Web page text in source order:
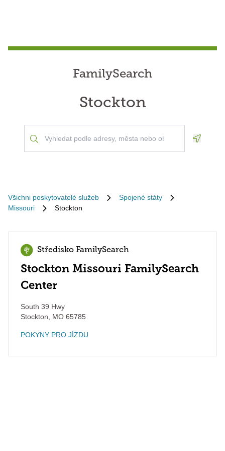
FamilySearch
Stockton
Všichni poskytovatelé služeb
Spojené státy
Missouri
Stockton
Středisko FamilySearch
Stockton Missouri FamilySearch
Center
South 39 Hwy
Stockton
MO 65785
POKYNY PRO JÍZDU